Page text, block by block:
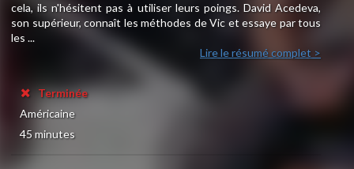
cela, ils n'hésitent pas à utiliser leurs poings. David Acedeva,
son supérieur, connaît les méthodes de Vic et essaye par tous
les ...
Lire le résumé complet >
Terminée
Américaine
45 minutes